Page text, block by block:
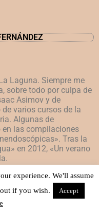
Laguna. Siempre me
sobre todo por culpa de
Asimov y de
varios cursos de la
Algunas de
las compilaciones
Tras la
en 2012, «Un verano
experience. We'll assume
if you wish.
Accept